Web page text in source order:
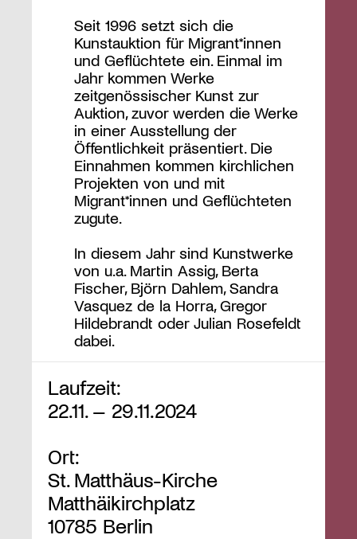
Seit 1996 setzt sich die
Kunstauktion für Migrant*innen
und Geflüchtete ein. Einmal im
Jahr kommen Werke
zeitgenössischer Kunst zur
Auktion, zuvor werden die Werke
in einer Ausstellung der
Öffentlichkeit präsentiert. Die
Einnahmen kommen kirchlichen
Projekten von und mit
Migrant*innen und Geflüchteten
zugute.
In diesem Jahr sind Kunstwerke
von u.a. Martin Assig, Berta
Fischer, Björn Dahlem, Sandra
Vasquez de la Horra, Gregor
Hildebrandt oder Julian Rosefeldt
dabei.
Laufzeit:
22.11. – 29.11.2024
Ort:
St. Matthäus-Kirche
Matthäikirchplatz
10785 Berlin